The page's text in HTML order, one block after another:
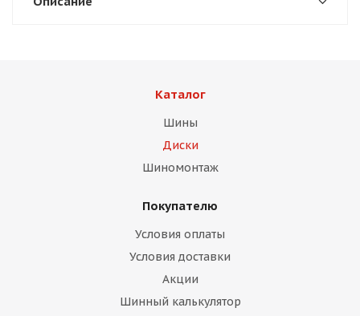
Каталог
Шины
Диски
Шиномонтаж
Покупателю
Условия оплаты
Условия доставки
Акции
Шинный калькулятор